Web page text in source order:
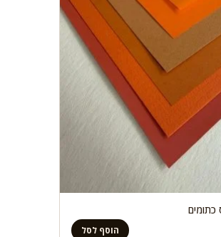
כתומים
הוסף לסל